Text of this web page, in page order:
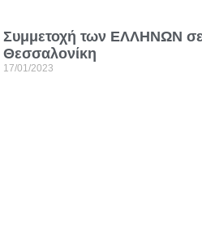
Συμμετοχή των ΕΛΛΗΝΩΝ
Θεσσαλονίκη
17/01/2023